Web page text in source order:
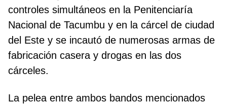
controles simultáneos en la Penitenciaría
Nacional de Tacumbu y en la cárcel de ciudad
del Este y se incautó de numerosas armas de
fabricación casera y drogas en las dos
cárceles.
La pelea entre ambos bandos mencionados